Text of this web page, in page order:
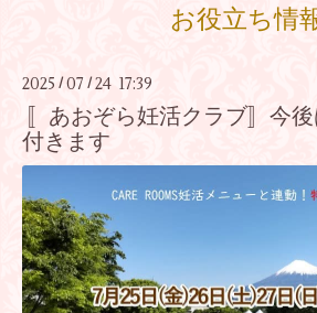
お役立ち情
2025 /07 /24 17:39
〚あおぞら妊活クラブ〛今
付きます